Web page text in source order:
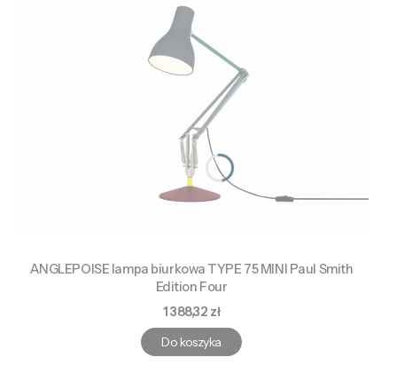
ANGLEPOISE lampa biurkowa TYPE 75 MINI Paul Smith
Edition Four
Cena
1 388,32 zł
Do koszyka